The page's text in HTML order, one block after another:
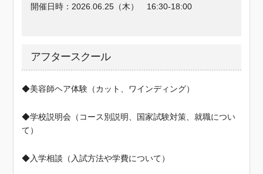
開催日時： 2026.06.25（木） 16:30-18:00
アフタースクール
◆美容師ヘア体験（カット、ワインディング）
◆学校説明会（コース別説明、国家試験対策、就職につい
て）
◆入学相談（入試方法や学費について）